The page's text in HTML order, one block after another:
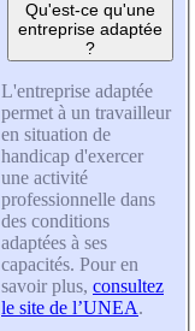
Qu'est-ce qu'une
entreprise adaptée
?
L'entreprise adaptée
permet à un travailleur
en situation de
handicap d'exercer
une activité
professionnelle dans
des conditions
adaptées à ses
capacités. Pour en
savoir plus, consultez
le site de l’UNEA.